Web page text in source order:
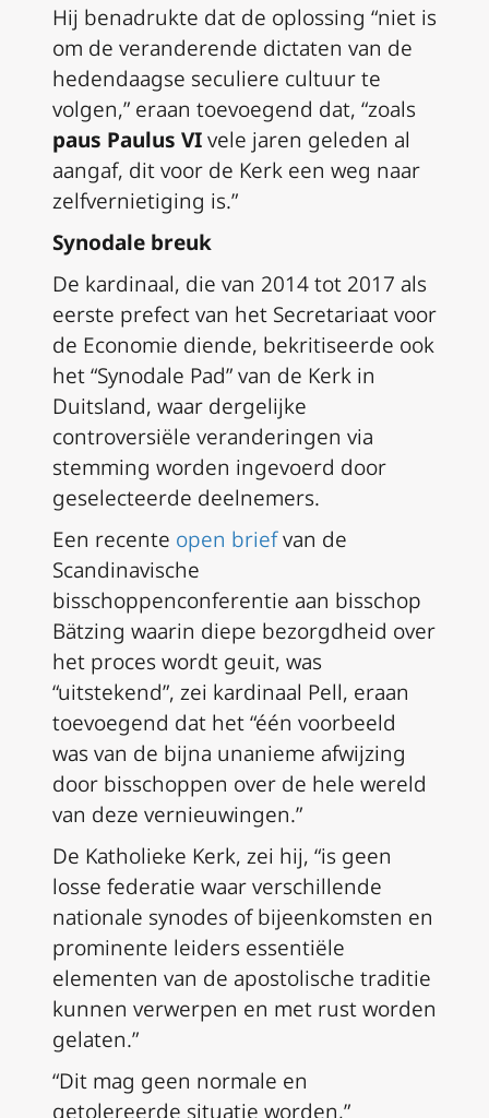
Hij benadrukte dat de oplossing “niet is
om de veranderende dictaten van de
hedendaagse seculiere cultuur te
volgen,” eraan toevoegend dat, “zoals
paus Paulus VIvele jaren geleden al
aangaf, dit voor de Kerk een weg naar
zelfvernietiging is.”
Synodale breuk
De kardinaal, die van 2014 tot 2017 als
eerste prefect van het Secretariaat voor
de Economie diende, bekritiseerde ook
het “Synodale Pad” van de Kerk in
Duitsland, waar dergelijke
controversiële veranderingen via
stemming worden ingevoerd door
geselecteerde deelnemers.
Een recente open briefvan de
Scandinavische
bisschoppenconferentie aan bisschop
Bätzing waarin diepe bezorgdheid over
het proces wordt geuit, was
“uitstekend”, zei kardinaal Pell, eraan
toevoegend dat het “één voorbeeld
was van de bijna unanieme afwijzing
door bisschoppen over de hele wereld
van deze vernieuwingen.”
De Katholieke Kerk, zei hij, “is geen
losse federatie waar verschillende
nationale synodes of bijeenkomsten en
prominente leiders essentiële
elementen van de apostolische traditie
kunnen verwerpen en met rust worden
gelaten.”
“Dit mag geen normale en
getolereerde situatie worden,”